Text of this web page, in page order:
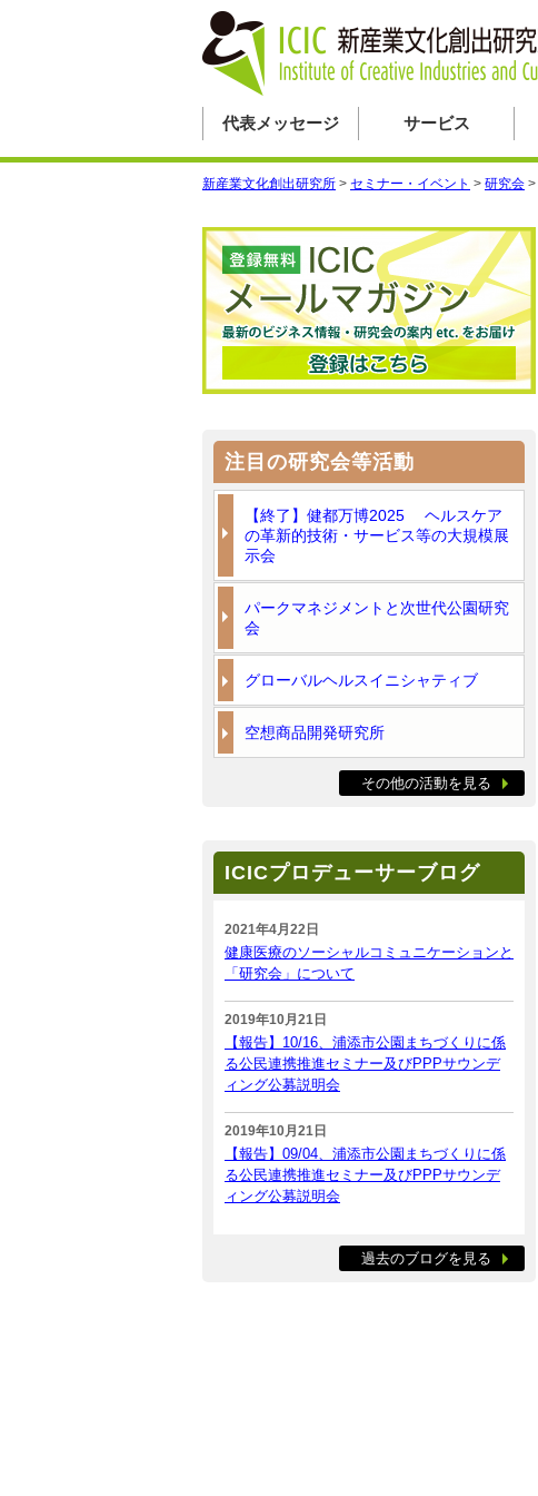
代表メッセージ サービス
新産業文化創出研究所 > セミナー・イベント > 研究会 >
注目の研究会等活動
【終了】健都万博2025 ヘルスケア
の革新的技術・サービス等の大規模展
示会
パークマネジメントと次世代公園研究
会
グローバルヘルスイニシャティブ
空想商品開発研究所
その他の活動を見る
ICICプロデューサーブログ
2021年4月22日
健康医療のソーシャルコミュニケーションと
「研究会」について
2019年10月21日
【報告】10/16、浦添市公園まちづくりに係
る公民連携推進セミナー及びPPPサウンデ
ィング公募説明会
2019年10月21日
【報告】09/04、浦添市公園まちづくりに係
る公民連携推進セミナー及びPPPサウンデ
ィング公募説明会
過去のブログを見る